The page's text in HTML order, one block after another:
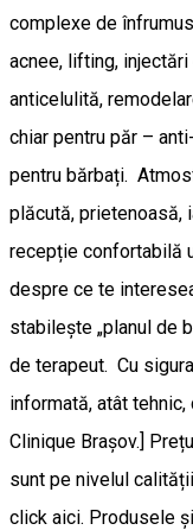
complexe de
acnee, lifting,
anticelulită,
chiar pentru păr –
pentru bărbați.
plăcută, prietenoasă,
recepție confortabilă
despre ce te
stabilește „planul de
de terapeut. Cu
informată, atât tehnic,
Clinique Brașov.]
sunt pe nivelul
click aici. Produsele